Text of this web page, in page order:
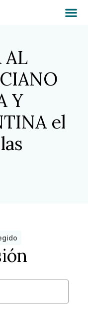
AL
Y
el